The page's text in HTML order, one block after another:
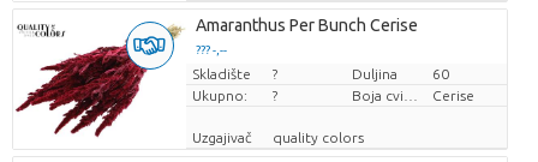
Amaranthus Per Bunch Cerise
??? -,--
Cijena po komadu
Skladište ? Duljina
60
Ukupno:
? Cerise
Uzgajivač quality colors